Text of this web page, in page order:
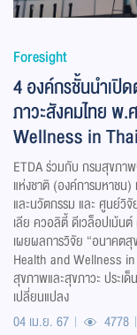
Foresight
4 องค์กรชั้นนำเปิ
ภาวะสังคมไทย พ
Wellness in
ETDA ร่วมกับ กรมสุขภา
แห่งชาติ (องค์การมหาชน
และนวัตกรรม และ ศูนย์วิ
เลีย ควอลิตี้ ดีเวล็อปเม้น
เผยผลการวิจัย “อนาคต
Health and Wellness
สุขภาพและสุขภาวะ ปร
เปลี่ยนแปลง
04 เม.ย. 67
4778